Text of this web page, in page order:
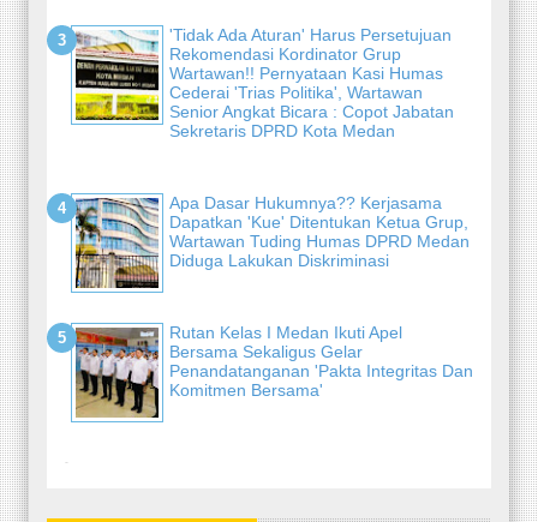
'Tidak Ada Aturan' Harus Persetujuan
Rekomendasi Kordinator Grup
Wartawan!! Pernyataan Kasi Humas
Cederai 'Trias Politika', Wartawan
Senior Angkat Bicara : Copot Jabatan
Sekretaris DPRD Kota Medan
Apa Dasar Hukumnya?? Kerjasama
Dapatkan 'Kue' Ditentukan Ketua Grup,
Wartawan Tuding Humas DPRD Medan
Diduga Lakukan Diskriminasi
Rutan Kelas I Medan Ikuti Apel
Bersama Sekaligus Gelar
Penandatanganan 'Pakta Integritas Dan
Komitmen Bersama'
-